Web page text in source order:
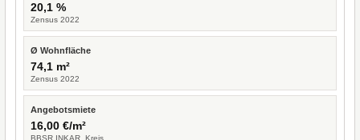
20,1 %
Zensus 2022
Ø Wohnfläche
74,1 m²
Zensus 2022
Angebotsmiete
16,00 €/m²
BBSR INKAR, Kreis